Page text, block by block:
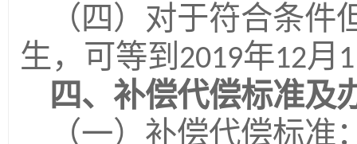
（四）对于符合条
生，可等到2019年12月 1
四、补偿代偿标准及
（一）补偿代偿标准